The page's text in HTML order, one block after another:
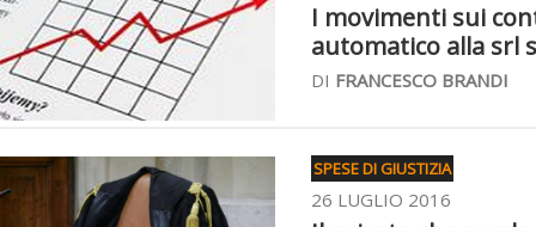
I movimenti sui
automatico alla srl
DI FRANCESCO BRANDI
SPESE DI GIUSTIZIA
26 LUGLIO 2016